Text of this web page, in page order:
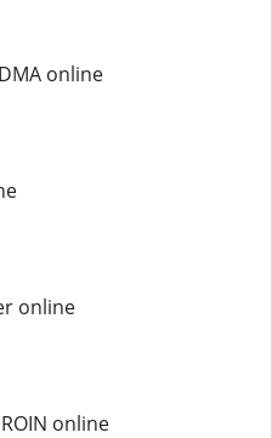
online
online
online